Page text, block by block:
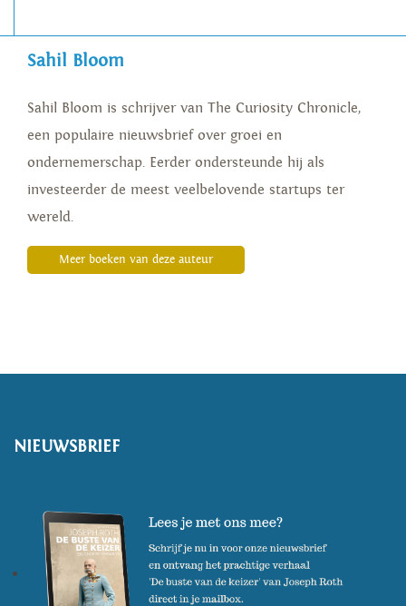
Sahil Bloom
Sahil Bloom is schrijver van The Curiosity Chronicle,
een populaire nieuwsbrief over groei en
ondernemerschap. Eerder ondersteunde hij als
investeerder de meest veelbelovende startups ter
wereld.
Meer boeken van deze auteur
NIEUWSBRIEF